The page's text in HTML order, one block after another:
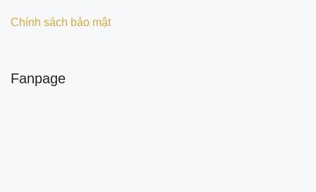
Chính sách bảo mật
Fanpage